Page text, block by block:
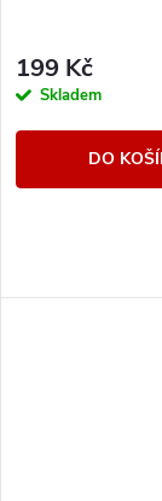
199 Kč
Skladem
DO